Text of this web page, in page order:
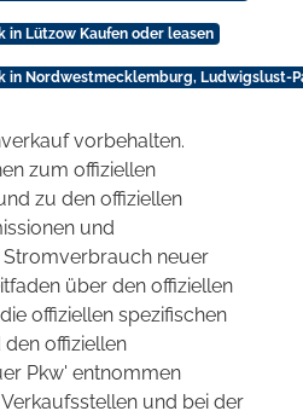
in Lützow Kaufen oder leasen
in Nordwestmecklemburg, Ludwigslust-
vorbehalten.
zum offiziellen
zu den offiziellen
und
neuer
über den offiziellen
offiziellen spezifischen
offiziellen
Pkw' entnommen
und bei der